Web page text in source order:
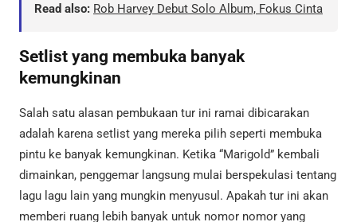
Read also: Rob Harvey Debut Solo Album, Fokus Cinta
Setlist yang membuka banyak
kemungkinan
Salah satu alasan pembukaan tur ini ramai dibicarakan
adalah karena setlist yang mereka pilih seperti membuka
pintu ke banyak kemungkinan. Ketika “Marigold” kembali
dimainkan, penggemar langsung mulai berspekulasi tentang
lagu lagu lain yang mungkin menyusul. Apakah tur ini akan
memberi ruang lebih banyak untuk nomor nomor yang